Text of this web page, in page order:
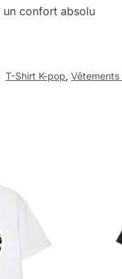
un confort absolu
T-Shirt K-pop, Vêtements